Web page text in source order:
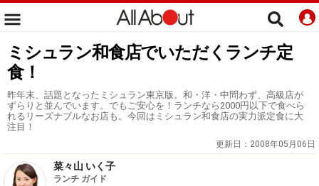
ミシュラン和食店でいただくランチ定
食！
昨年末、話題となったミシュラン東京版。和・洋・中問わず、高級店が
ずらりと並んでいます。でもご安心を！ランチなら2000円以下で食べら
れるリーズナブルなお店も。今回はミシュラン和食店の実力派定食に大
注目！
更新日： 2008年05月06日
菜々山 いく子
ランチ ガイド